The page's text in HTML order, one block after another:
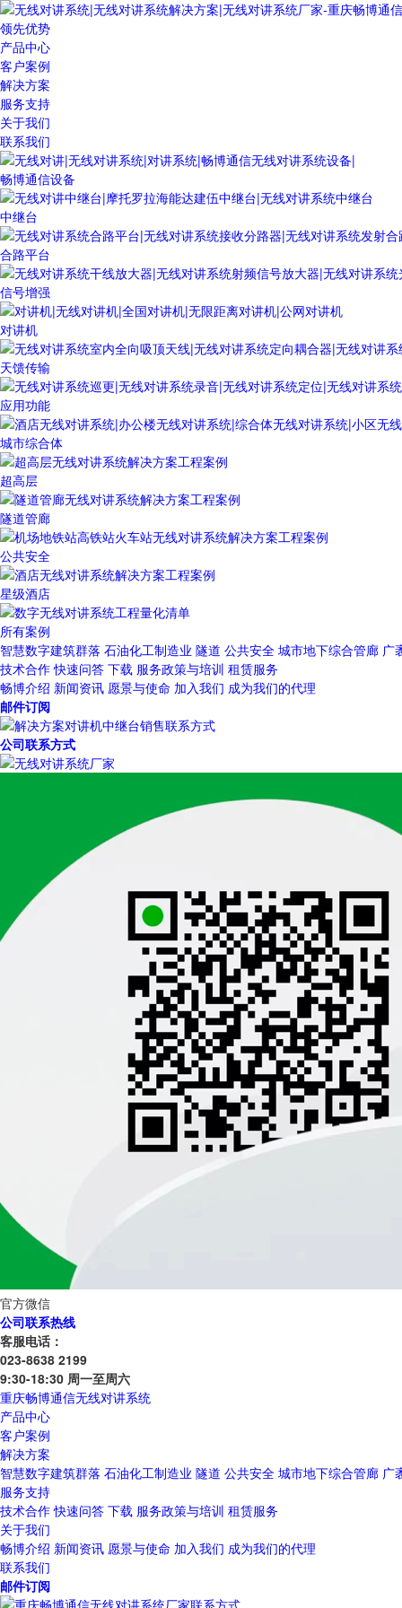
领先优势
产品中心
客户案例
解决方案
服务支持
关于我们
联系我们
畅博通信设备
中继台
合路平台
信号增强
对讲机
天馈传输
应用功能
城市综合体
超高层
隧道管廊
公共安全
星级酒店
所有案例
智慧数字建筑群落 石油化工制造业 隧道 公共安全 城市地下综合管廊 广
技术合作 快速问答 下载 服务政策与培训 租赁服务
畅博介绍 新闻资讯 愿景与使命 加入我们 成为我们的代理
邮件订阅
公司联系方式
官方微信
公司联系热线
客服电话：
023-8638 2199
9:30-18:30 周一至周六
重庆畅博通信无线对讲系统
产品中心
客户案例
解决方案
智慧数字建筑群落 石油化工制造业 隧道 公共安全 城市地下综合管廊 广
服务支持
技术合作 快速问答 下载 服务政策与培训 租赁服务
关于我们
畅博介绍 新闻资讯 愿景与使命 加入我们 成为我们的代理
联系我们
邮件订阅